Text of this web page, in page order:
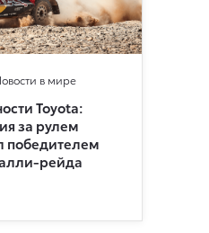
в мире
Toyota:
за рулем
победителем
рейда